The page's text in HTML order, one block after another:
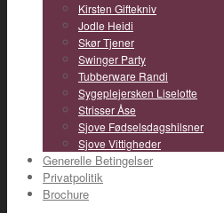
Kirsten Giftekniv
Jodle Heidi
Skør Tjener
Swinger Party
Tubberware Randi
Sygeplejersken Liselotte
Strisser Åse
Sjove Fødselsdagshilsner
Sjove Vittigheder
Generelle Betingelser
Privatpolitik
Brochure